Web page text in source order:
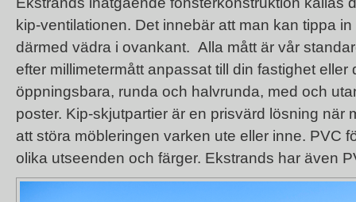
kip-ventilationen. Det innebär att man kan tippa
därmed vädra i ovankant. Alla mått är vår
efter millimetermått anpassat till din fastighet eller
öppningsbara, runda och halvrunda, med och
poster. Kip-skjutpartier är en prisvärd lösning när
att störa möbleringen varken ute eller inne. PVC
olika utseenden och färger. Ekstrands har även